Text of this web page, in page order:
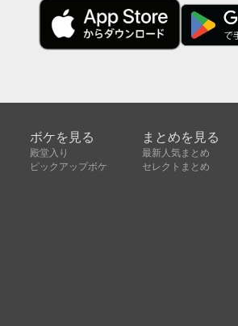
ボケを見る
殿堂入り
ピックアップボケ
まとめを見る
最新人気まとめ
セレクトまとめ